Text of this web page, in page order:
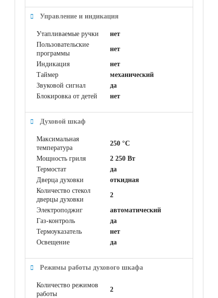
Управление и индикация
Утапливаемые ручки
нет
Пользовательские
программы
нет
Индикация
нет
Таймер
механический
Звуковой сигнал
да
Блокировка от детей
нет
Духовой шкаф
Максимальная
температура
250 °C
Мощность гриля
2 250 Вт
Термостат
да
Дверца духовки
откидная
Количество стекол
дверцы духовки
2
Электроподжиг
автоматический
Газ-контроль
да
Термоуказатель
нет
Освещение
да
Режимы работы духового шкафа
Количество режимов
работы
2